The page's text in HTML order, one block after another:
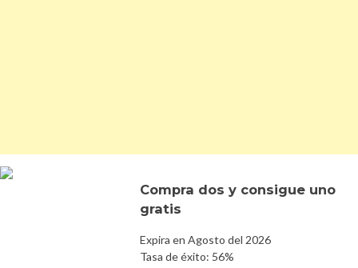
Compra dos y consigue uno
gratis
Expira en Agosto del 2026
Tasa de éxito: 56%